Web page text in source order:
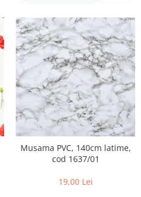
Musama PVC, 140cm latime,
cod 1637/01
19,00 Lei